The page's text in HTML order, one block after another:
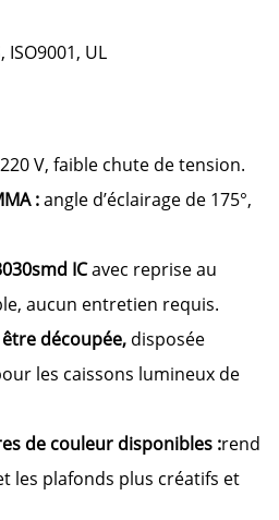
ISO9001, UL
220 V, faible chute de tension.
:angle d’éclairage de 175°,
ICavec reprise au
aucun entretien requis.
découpée, disposée
les caissons lumineux de
de couleur disponibles :rend
les plafonds plus créatifs et